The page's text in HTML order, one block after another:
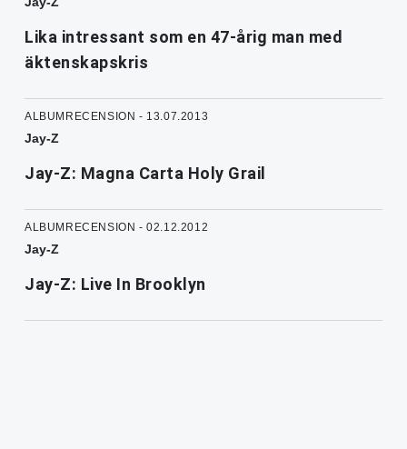
Lika intressant som en 47-årig man med
äktenskapskris
ALBUMRECENSION - 13.07.2013
Jay-Z
Jay-Z: Magna Carta Holy Grail
ALBUMRECENSION - 02.12.2012
Jay-Z
Jay-Z: Live In Brooklyn